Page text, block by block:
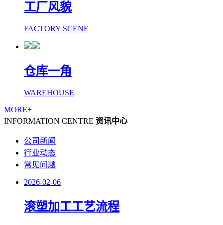
工厂风貌
FACTORY SCENE
仓库一角
WAREHOUSE
MORE+
INFORMATION CENTRE 资讯中心
公司新闻
行业动态
常见问题
2026-02-06
滚塑加工工艺流程